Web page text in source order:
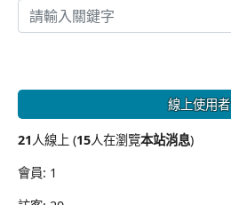
線上使用者
21人線上 (15人在瀏覽本站消息)
會員: 1